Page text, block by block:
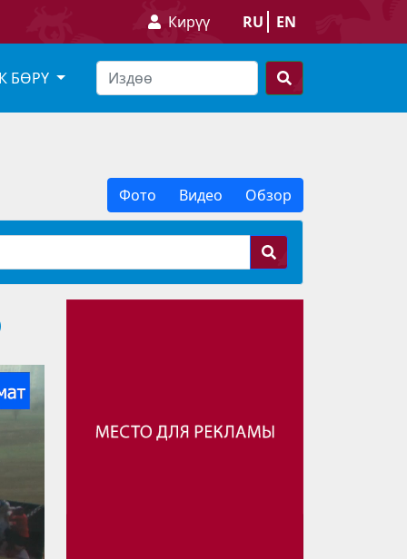
Кирүү RU EN
БӨРҮ
Фото Видео Обзор